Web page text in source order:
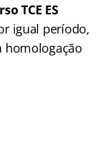
TCE ES
igual período,
homologação